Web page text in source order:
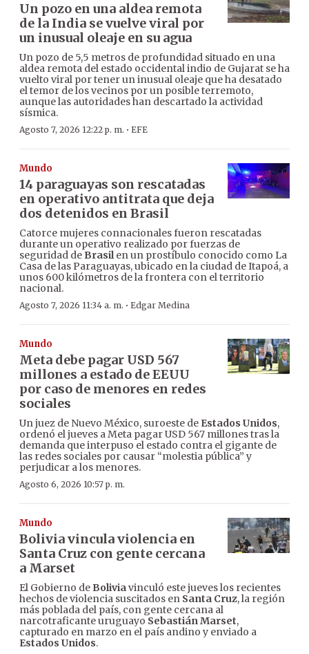
Un pozo en una aldea remota
de la India se vuelve viral por
un inusual oleaje en su agua
Un pozo de 5,5 metros de profundidad situado en una
aldea remota del estado occidental indio de Gujarat se ha
vuelto viral por tener un inusual oleaje que ha desatado
el temor de los vecinos por un posible terremoto,
aunque las autoridades han descartado la actividad
sísmica.
Agosto 7, 2026 12:22 p. m. · EFE
Mundo
14 paraguayas son rescatadas
en operativo antitrata que deja
dos detenidos en Brasil
Catorce mujeres connacionales fueron rescatadas
durante un operativo realizado por fuerzas de
seguridad de Brasilen un prostíbulo conocido como La
Casa de las Paraguayas, ubicado en la ciudad de Itapoá, a
unos 600 kilómetros de la frontera con el territorio
nacional.
Agosto 7, 2026 11:34 a. m. · Edgar Medina
Mundo
Meta debe pagar USD 567
millones a estado de EEUU
por caso de menores en redes
sociales
Un juez de Nuevo México, suroeste de Estados Unidos,
ordenó el jueves a Meta pagar USD 567 millones tras la
demanda que interpuso el estado contra el gigante de
las redes sociales por causar “molestia pública” y
perjudicar a los menores.
Agosto 6, 2026 10:57 p. m.
Mundo
Bolivia vincula violencia en
Santa Cruz con gente cercana
a Marset
El Gobierno de Boliviavinculó este jueves los recientes
hechos de violencia suscitados en Santa Cruz, la región
más poblada del país, con gente cercana al
narcotraficante uruguayo Sebastián Marset,
capturado en marzo en el país andino y enviado a
Estados Unidos.